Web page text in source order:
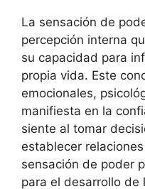
La sensación de
percepción interna
su capacidad para
propia vida. Este
emocionales,
manifiesta en la
siente al tomar
establecer
sensación de poder
para el desarrollo de